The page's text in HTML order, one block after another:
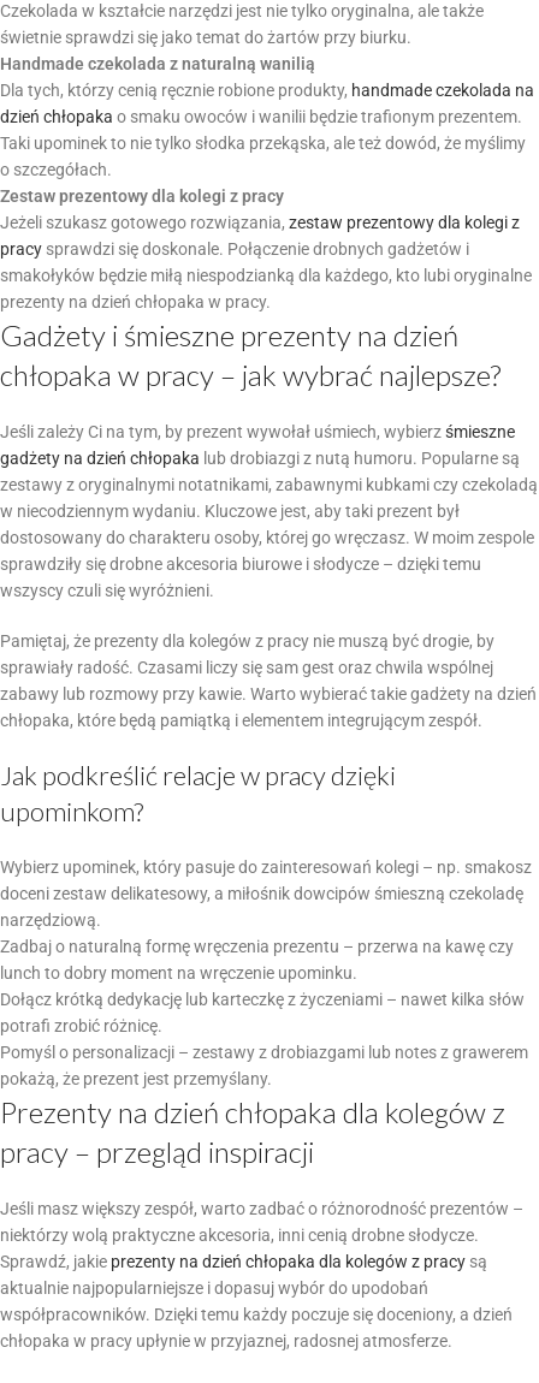
Czekolada w kształcie narzędzi jest nie tylko oryginalna, ale także
świetnie sprawdzi się jako temat do żartów przy biurku.
Handmade czekolada z naturalną wanilią
Dla tych, którzy cenią ręcznie robione produkty, handmade czekolada na
dzień chłopaka o smaku owoców i wanilii będzie trafionym prezentem.
Taki upominek to nie tylko słodka przekąska, ale też dowód, że myślimy
o szczegółach.
Zestaw prezentowy dla kolegi z pracy
Jeżeli szukasz gotowego rozwiązania, zestaw prezentowy dla kolegi z
pracy sprawdzi się doskonale. Połączenie drobnych gadżetów i
smakołyków będzie miłą niespodzianką dla każdego, kto lubi oryginalne
prezenty na dzień chłopaka w pracy.
Gadżety i śmieszne prezenty na dzień
chłopaka w pracy – jak wybrać najlepsze?
Jeśli zależy Ci na tym, by prezent wywołał uśmiech, wybierzśmieszne
gadżety na dzień chłopaka lub drobiazgi z nutą humoru. Popularne są
zestawy z oryginalnymi notatnikami, zabawnymi kubkami czy czekoladą
w niecodziennym wydaniu. Kluczowe jest, aby taki prezent był
dostosowany do charakteru osoby, której go wręczasz. W moim zespole
sprawdziły się drobne akcesoria biurowe i słodycze – dzięki temu
wszyscy czuli się wyróżnieni.
Pamiętaj, że prezenty dla kolegów z pracy nie muszą być drogie, by
sprawiały radość. Czasami liczy się sam gest oraz chwila wspólnej
zabawy lub rozmowy przy kawie. Warto wybierać takie gadżety na dzień
chłopaka, które będą pamiątką i elementem integrującym zespół.
Jak podkreślić relacje w pracy dzięki
upominkom?
Wybierz upominek, który pasuje do zainteresowań kolegi – np. smakosz
doceni zestaw delikatesowy, a miłośnik dowcipów śmieszną czekoladę
narzędziową.
Zadbaj o naturalną formę wręczenia prezentu – przerwa na kawę czy
lunch to dobry moment na wręczenie upominku.
Dołącz krótką dedykację lub karteczkę z życzeniami – nawet kilka słów
potrafi zrobić różnicę.
Pomyśl o personalizacji – zestawy z drobiazgami lub notes z grawerem
pokażą, że prezent jest przemyślany.
Prezenty na dzień chłopaka dla kolegów z
pracy – przegląd inspiracji
Jeśli masz większy zespół, warto zadbać o różnorodność prezentów –
niektórzy wolą praktyczne akcesoria, inni cenią drobne słodycze.
Sprawdź, jakie prezenty na dzień chłopaka dla kolegów z pracy są
aktualnie najpopularniejsze i dopasuj wybór do upodobań
współpracowników. Dzięki temu każdy poczuje się doceniony, a dzień
chłopaka w pracy upłynie w przyjaznej, radosnej atmosferze.